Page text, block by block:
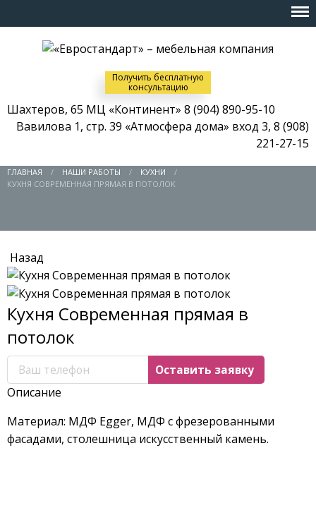
Получить бесплатную
консультацию
Шахтеров, 65 МЦ «Континент» 8 (904) 890-95-10
Вавилова 1, стр. 39 «Атмосфера дома» вход 3, 8 (908)
221-27-15
ГЛАВНАЯ НАШИ РАБОТЫ
КУХНИ
КУХНЯ СОВРЕМЕННАЯ ПРЯМАЯ В ПОТОЛОК
Назад
Кухня Современная прямая в
потолок
Описание
Материал: МДФ Egger, МДФ с фрезерованными
фасадами, столешница искусственный камень.